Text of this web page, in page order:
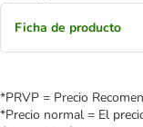
Ficha de producto
*PRVP = Precio
*Precio normal = El